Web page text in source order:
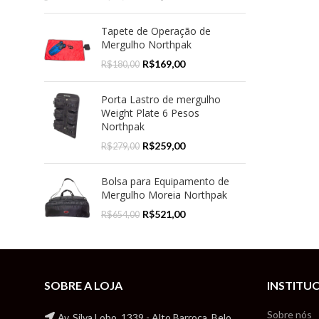
Tapete de Operação de
Mergulho Northpak
R$180,00 R$169,00
Porta Lastro de mergulho
Weight Plate 6 Pesos
Northpak
R$279,00 R$259,00
Bolsa para Equipamento de
Mergulho Moreia Northpak
R$654,00 R$521,00
SOBRE A LOJA
Sobre nós